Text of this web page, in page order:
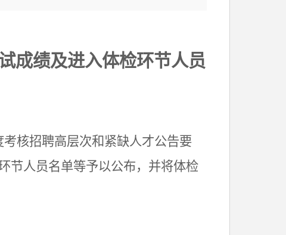
成绩及进入体检环节人员
考核招聘高层次和紧缺人才公告要
节人员名单等予以公布，并将体检